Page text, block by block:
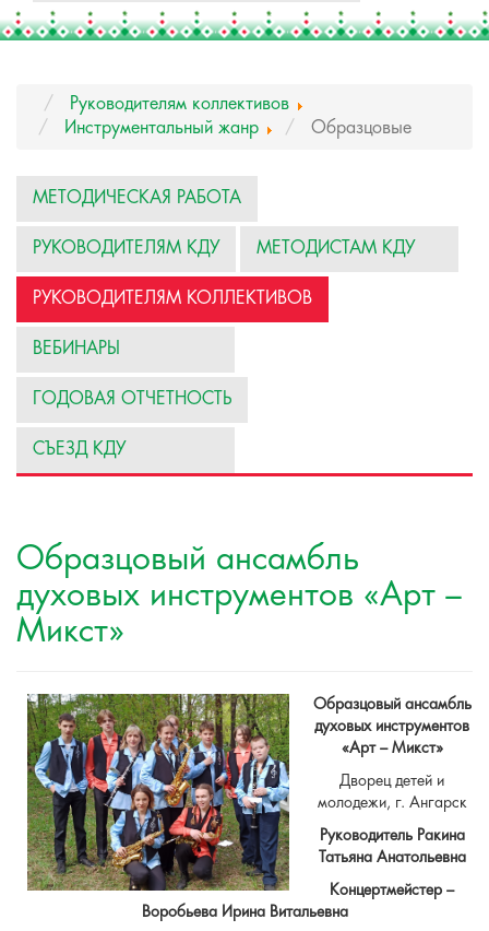
Руководителям коллективов
Инструментальный жанр
Образцовые
МЕТОДИЧЕСКАЯ РАБОТА
РУКОВОДИТЕЛЯМ КДУ МЕТОДИСТАМ КДУ
РУКОВОДИТЕЛЯМ КОЛЛЕКТИВОВ
ВЕБИНАРЫ
ГОДОВАЯ ОТЧЕТНОСТЬ
СЪЕЗД КДУ
Образцовый ансамбль
духовых инструментов «Арт –
Микст»
Образцовый ансамбль
духовых инструментов
«Арт – Микст»
Дворец детей и
молодежи, г. Ангарск
Руководитель Ракина
Татьяна Анатольевна
Концертмейстер –
Воробьева Ирина Витальевна